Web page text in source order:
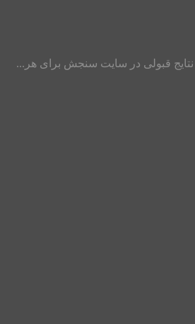
نتایج قبولی در سایت سنجش برای هر...